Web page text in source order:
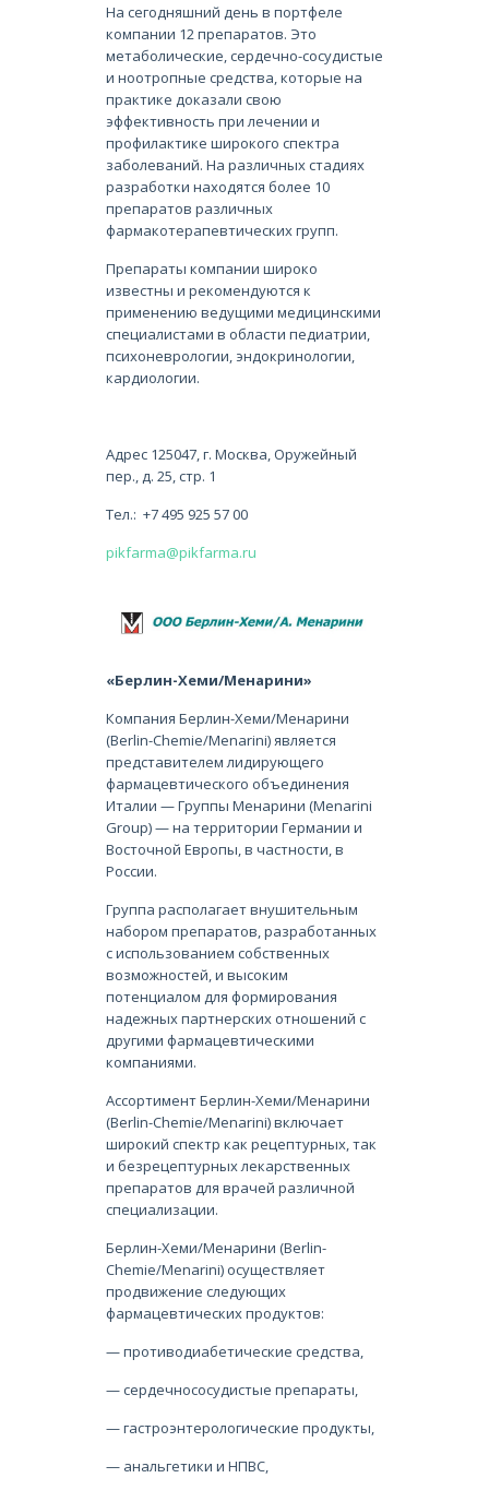
На сегодняшний день в портфеле
компании 12 препаратов. Это
метаболические, сердечно-сосудистые
и ноотропные средства, которые на
практике доказали свою
эффективность при лечении и
профилактике широкого спектра
заболеваний. На различных стадиях
разработки находятся более 10
препаратов различных
фармакотерапевтических групп.
Препараты компании широко
известны и рекомендуются к
применению ведущими медицинскими
специалистами в области педиатрии,
психоневрологии, эндокринологии,
кардиологии.
Адрес 125047, г. Москва, Оружейный
пер., д. 25, стр. 1
Тел.: +7 495 925 57 00
pikfarma@pikfarma.ru
«Берлин-Хеми/Менарини»
Компания Берлин-Хеми/Менарини
(Berlin-Chemie/Menarini) является
представителем лидирующего
фармацевтического объединения
Италии — Группы Менарини (Menarini
Group) — на территории Германии и
Восточной Европы, в частности, в
России.
Группа располагает внушительным
набором препаратов, разработанных
с использованием собственных
возможностей, и высоким
потенциалом для формирования
надежных партнерских отношений с
другими фармацевтическими
компаниями.
Ассортимент Берлин-Хеми/Менарини
(Berlin-Chemie/Menarini) включает
широкий спектр как рецептурных, так
и безрецептурных лекарственных
препаратов для врачей различной
специализации.
Берлин-Хеми/Менарини (Berlin-
Chemie/Menarini) осуществляет
продвижение следующих
фармацевтических продуктов:
— противодиабетические средства,
— сердечнососудистые препараты,
— гастроэнтерологические продукты,
— анальгетики и НПВС,